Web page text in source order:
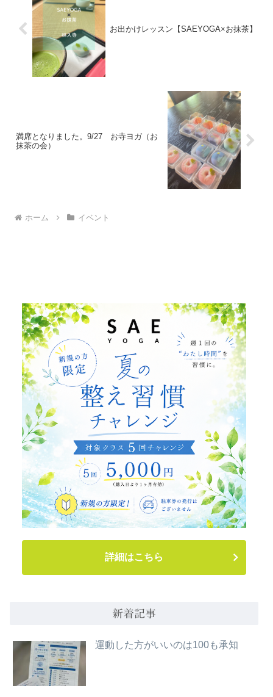
お出かけレッスン【SAEYOGA×お抹茶】
満席となりました。9/27 お寺ヨガ（お
抹茶の会）
ホーム イベント
詳細はこちら
新着記事
運動した方がいいのは100も承知